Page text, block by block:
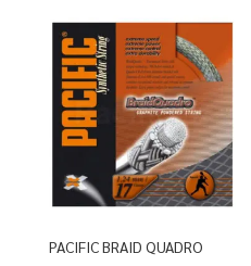
PACIFIC BRAID QUADRO